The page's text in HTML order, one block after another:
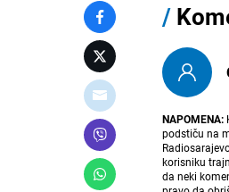
/
NAPOMENA:
podstiču na
korisniku
da neki